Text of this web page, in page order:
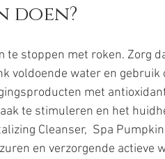
doen?
te stoppen met roken. Zorg
voldoende water en
met
te stimuleren en het
Cleanser,  Spa
en verzorgende actieve